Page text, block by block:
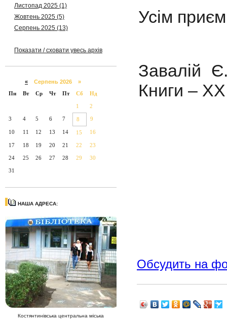
Листопад 2025 (1)
Жовтень 2025 (5)
Серпень 2025 (13)
Показати / сховати увесь архів
« Серпень 2026 »
Пн
Вт Ср Чт Пт Сб Нд
1 2
3 4 5 6 7 8 9
10 11 12 13 14 15 16
17 18 19 20 21 22 23
24 25 26 27 28 29 30
31
НАША АДРЕСА:
Костянтинівська центральна міська
Усім
Завалій
Книги –
Обсудить на